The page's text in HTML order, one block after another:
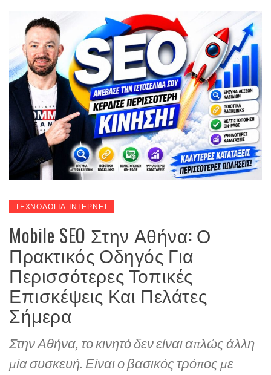
ΤΕΧΝΟΛΟΓΙΑ-ΙΝΤΕΡΝΕΤ
Mobile SEO Στην Αθήνα: Ο
Πρακτικός Οδηγός Για
Περισσότερες Τοπικές
Επισκέψεις Και Πελάτες
Σήμερα
Στην Αθήνα, το κινητό δεν είναι απλώς άλλη
μία συσκευή. Είναι ο βασικός τρόπος με